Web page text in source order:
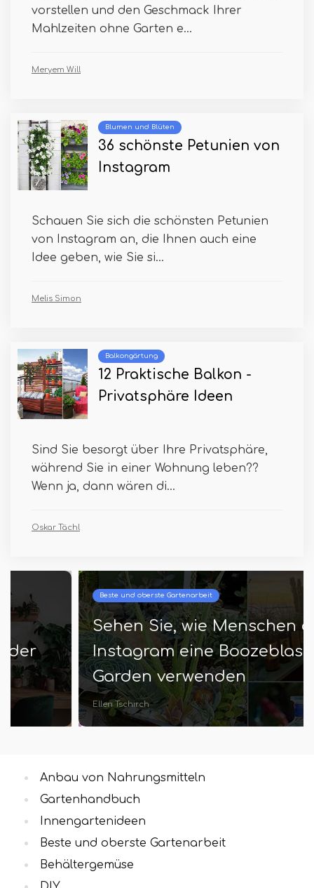
vorstellen und den Geschmack Ihrer
Mahlzeiten ohne Garten e...
Meryem Will
Blumen und Blüten
36 schönste Petunien von
Instagram
Schauen Sie sich die schönsten Petunien
von Instagram an, die Ihnen auch eine
Idee geben, wie Sie si...
Melis Simon
Balkongärtung
12 Praktische Balkon -
Privatsphäre Ideen
Sind Sie besorgt über Ihre Privatsphäre,
während Sie in einer Wohnung leben??
Wenn ja, dann wären di...
Oskar Tächl
Beste und oberste Gartenarbeit
Sehen Sie, wie Menschen auf
Instagram eine Boozeblasche in
Garden verwenden
Ellen Tschirch
Anbau von Nahrungsmitteln
Gartenhandbuch
Innengartenideen
Beste und oberste Gartenarbeit
Behältergemüse